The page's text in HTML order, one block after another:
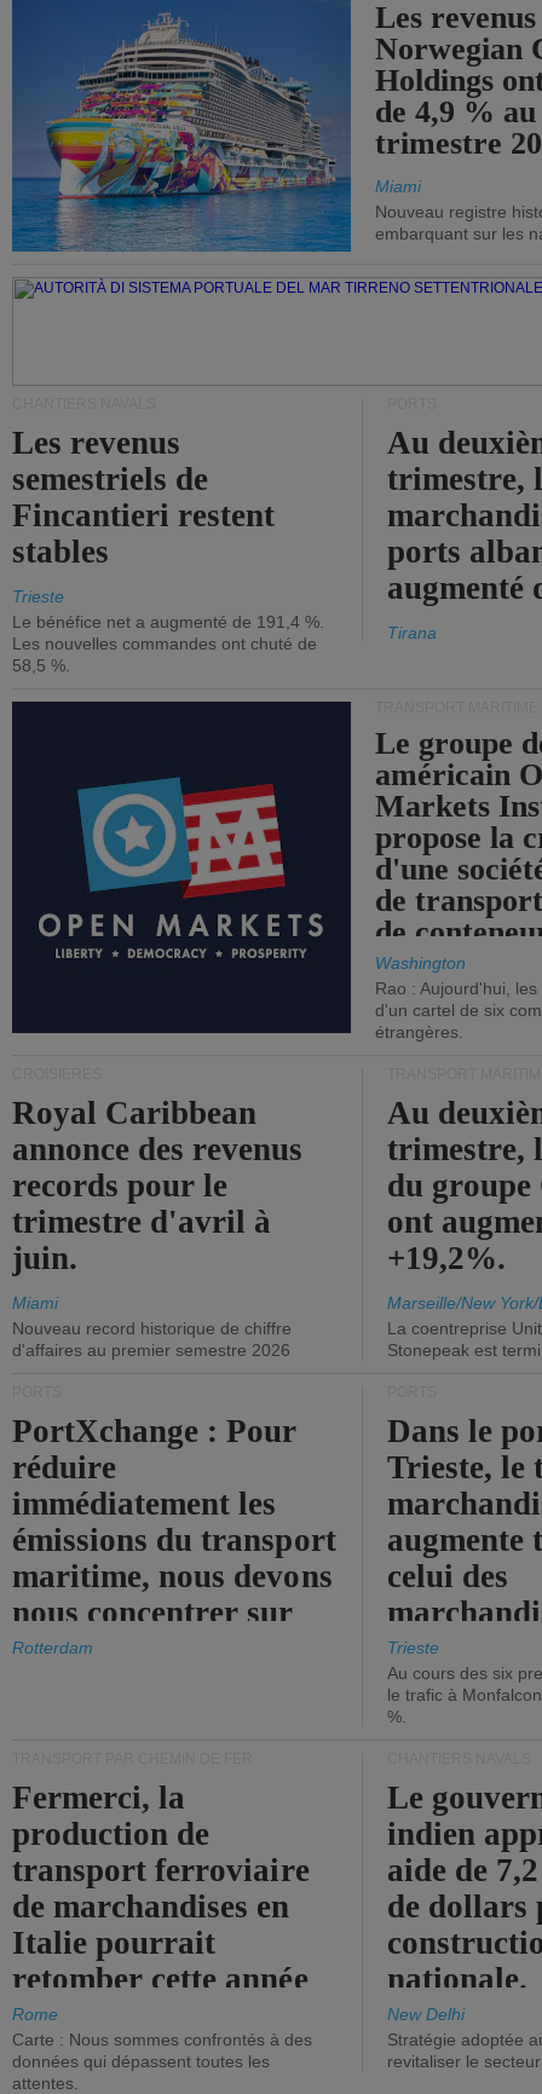
Les
Norwegian
Holdings
de 4,9 %
trimestre
Miami
Nouveau registre
embarquant sur les
Les revenus
semestriels de
Fincantieri restent
stables
Trieste
Le bénéfice net a augmenté de 191,4 %.
Les nouvelles commandes ont chuté de
58,5 %.
Au
trimestre,
ports
augmenté
Tirana
Le groupe
américain
Markets
propose la
d'une
de
de
Washington
Rao : Aujourd'hui,
d'un cartel de six
étrangères.
Royal Caribbean
annonce des revenus
records pour le
trimestre d'avril à
juin.
Miami
Nouveau record historique de chiffre
d'affaires au premier semestre 2026
Au
trimestre,
du
ont
+19,2%.
Marseille/New
La coentreprise
Stonepeak est
PortXchange : Pour
réduire
immédiatement les
émissions du transport
maritime, nous devons
nous concentrer sur
les ports.
Rotterdam
Dans le
Trieste, le
augmente
celui des
diminue.
Trieste
Au cours des six
le trafic à
%.
Fermerci, la
production de
transport ferroviaire
de marchandises en
Italie pourrait
retomber cette année
aux niveaux de 2015.
Rome
Carte : Nous sommes confrontés à des
données qui dépassent toutes les
attentes.
Le
indien
aide de
de dollars
nationale.
New Delhi
Stratégie adoptée
revitaliser le secteur